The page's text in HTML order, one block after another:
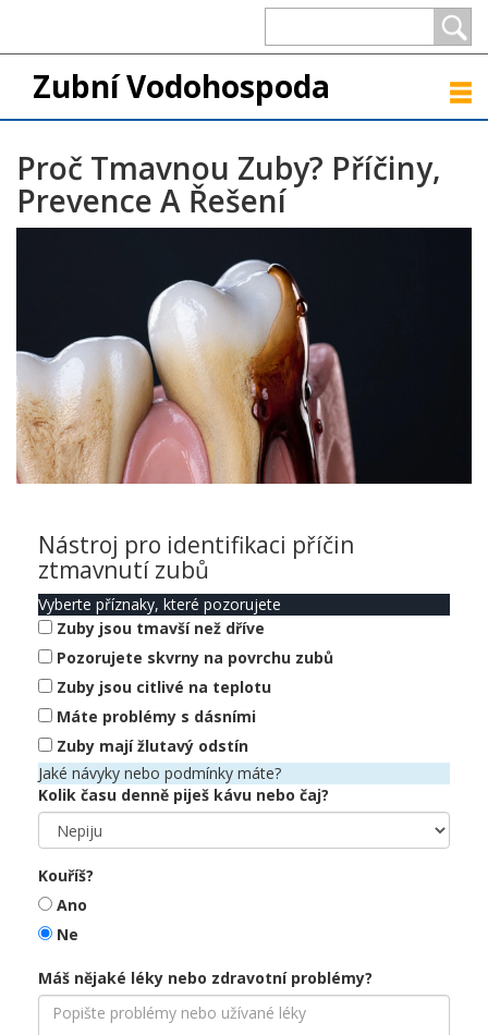
Zubní Vodohospoda
Proč Tmavnou Zuby? Příčiny,
Prevence A Řešení
Nástroj pro identifikaci příčin
ztmavnutí zubů
Vyberte příznaky, které pozorujete
Zuby jsou tmavší než dříve
Pozorujete skvrny na povrchu zubů
Zuby jsou citlivé na teplotu
Máte problémy s dásními
Zuby mají žlutavý odstín
Jaké návyky nebo podmínky máte?
Kolik času denně piješ kávu nebo čaj?
Kouříš?
Ano
Ne
Máš nějaké léky nebo zdravotní problémy?